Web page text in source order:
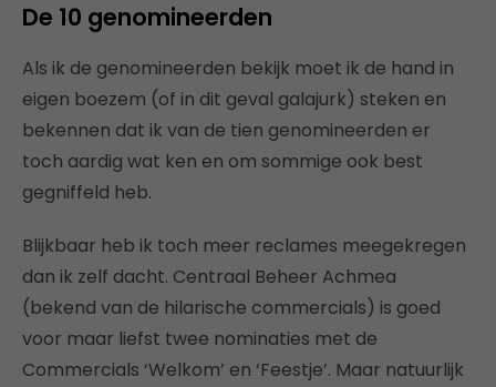
De 10 genomineerden
Als ik de genomineerden bekijk moet ik de hand in
eigen boezem (of in dit geval galajurk) steken en
bekennen dat ik van de tien genomineerden er
toch aardig wat ken en om sommige ook best
gegniffeld heb.
Blijkbaar heb ik toch meer reclames meegekregen
dan ik zelf dacht. Centraal Beheer Achmea
(bekend van de hilarische commercials) is goed
voor maar liefst twee nominaties met de
Commercials ‘Welkom’ en ‘Feestje’. Maar natuurlijk